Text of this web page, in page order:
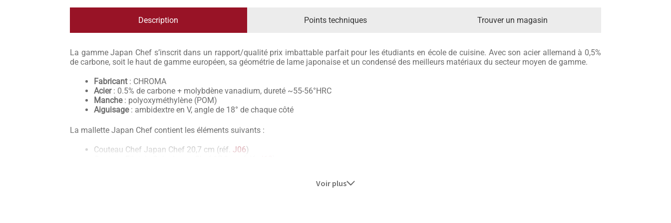
Description Points techniques Trouver un magasin
La gamme Japan Chef s’inscrit dans un rapport/qualité prix imbattable parfait pour les étudiants en école de cuisine. Avec son acier allemand à 0,5%
de carbone, soit le haut de gamme européen, sa géométrie de lame japonaise et un condensé des meilleurs matériaux du secteur moyen de gamme.
Fabricant: CHROMA
Acier: 0.5% de carbone + molybdène vanadium, dureté ~55-56°HRC
Manche: polyoxyméthylène (POM)
Aiguisage: ambidextre en V, angle de 18° de chaque côté
La mallette Japan Chef contient les éléments suivants :
Couteau Chef Japan Chef 20,7 cm (réf.J06)
Voir plus